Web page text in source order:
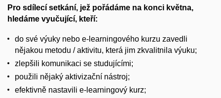
Pro sdílecí setkání, jež pořádáme na konci května,
hledáme vyučující, kteří:
do své výuky nebo e-learningového kurzu zavedli
nějakou metodu / aktivitu, která jim zkvalitnila výuku;
zlepšili komunikaci se studujícími;
použili nějaký aktivizační nástroj;
efektivně nastavili e-learningový kurz;